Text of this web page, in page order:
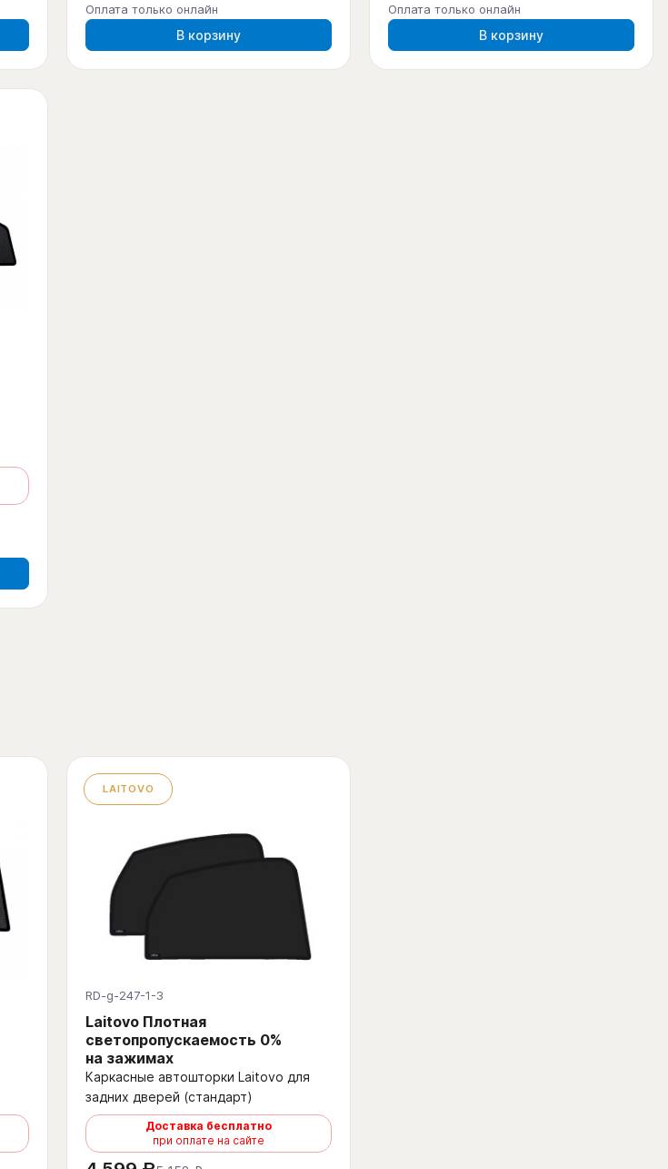
Оплата только онлайн
В корзину
Оплата только онлайн
В корзину
LAITOVO
RD-g-247-1-3
Laitovo Плотная
светопропускаемость 0%
на зажимах
Каркасные автошторки Laitovo для
задних дверей (стандарт)
Доставка бесплатно
при оплате на сайте